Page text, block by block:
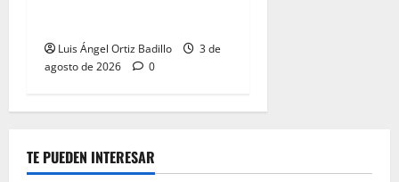
Luis Ángel Ortiz Badillo
3 de
agosto de 2026
0
TE PUEDEN INTERESAR